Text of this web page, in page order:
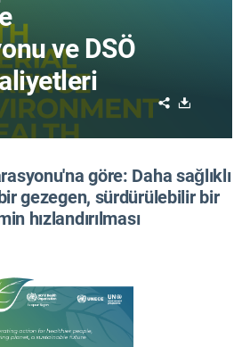
ve DSÖ
Share
göre: Daha sağlıklı
gezegen, sürdürülebilir bir
hızlandırılması